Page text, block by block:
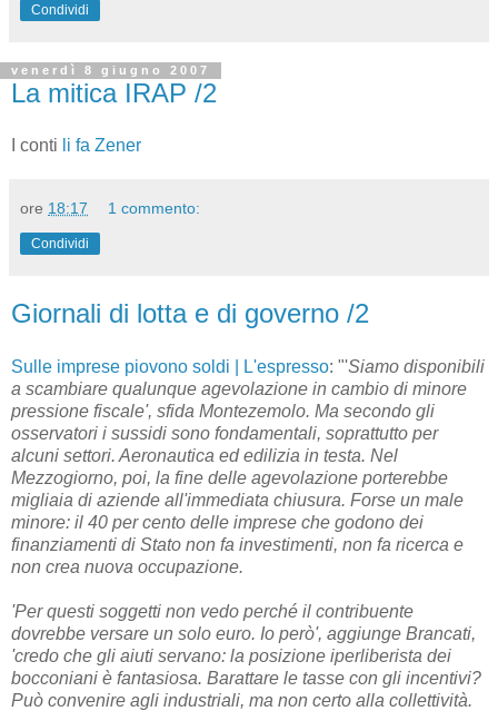
Condividi
venerdì 8 giugno 2007
La mitica IRAP /2
I conti li fa Zener
ore 18:17 1 commento:
Condividi
Giornali di lotta e di governo /2
Sulle imprese piovono soldi | L'espresso: "'Siamo disponibili
a scambiare qualunque agevolazione in cambio di minore
pressione fiscale', sfida Montezemolo. Ma secondo gli
osservatori i sussidi sono fondamentali, soprattutto per
alcuni settori. Aeronautica ed edilizia in testa. Nel
Mezzogiorno, poi, la fine delle agevolazione porterebbe
migliaia di aziende all'immediata chiusura. Forse un male
minore: il 40 per cento delle imprese che godono dei
finanziamenti di Stato non fa investimenti, non fa ricerca e
non crea nuova occupazione.
'Per questi soggetti non vedo perché il contribuente
dovrebbe versare un solo euro. Io però', aggiunge Brancati,
'credo che gli aiuti servano: la posizione iperliberista dei
bocconiani è fantasiosa. Barattare le tasse con gli incentivi?
Può convenire agli industriali, ma non certo alla collettività.